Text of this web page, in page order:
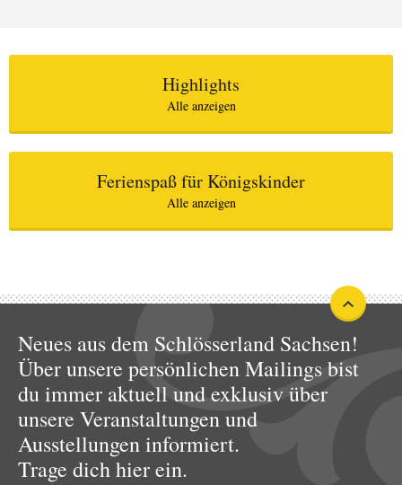
Highlights
Alle anzeigen
Ferienspaß für Königskinder
Alle anzeigen
Neues aus dem Schlösserland Sachsen!
Über unsere persönlichen Mailings bist
du immer aktuell und exklusiv über
unsere Veranstaltungen und
Ausstellungen informiert.
Trage dich hier ein.